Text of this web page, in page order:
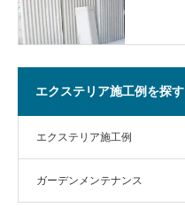
エクステリア施工例を探す
エクステリア施工例
ガーデンメンテナンス